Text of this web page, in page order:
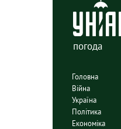
погода
Головна
Війна
Україна
Політика
Економіка